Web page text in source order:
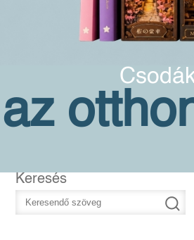
az
Keresés